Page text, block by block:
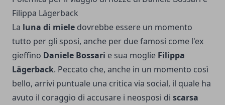
Filippa Lägerback
La luna di miele dovrebbe essere un momento
tutto per gli sposi, anche per due famosi come l'ex
gieffino Daniele Bossari e sua moglie Filippa
Lägerback. Peccato che, anche in un momento così
bello, arrivi puntuale una critica via social, il quale ha
avuto il coraggio di accusare i neosposi di scarsa